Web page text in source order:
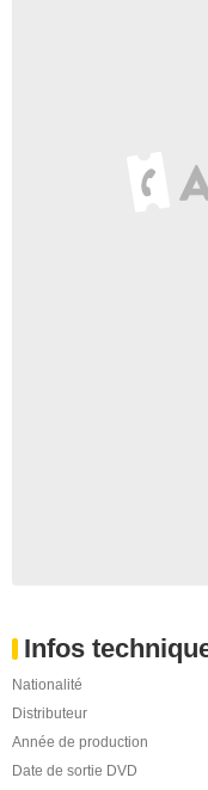
Infos
Nationalité
Distributeur
Année de production
Date de sortie DVD